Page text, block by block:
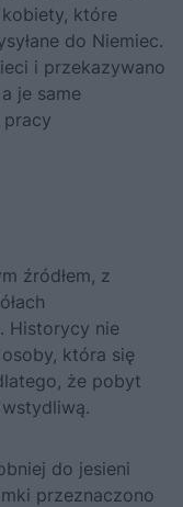
kobiety, które
do Niemiec.
i przekazywano
je same
źródłem, z
Historycy nie
która się
że pobyt
do jesieni
przeznaczono